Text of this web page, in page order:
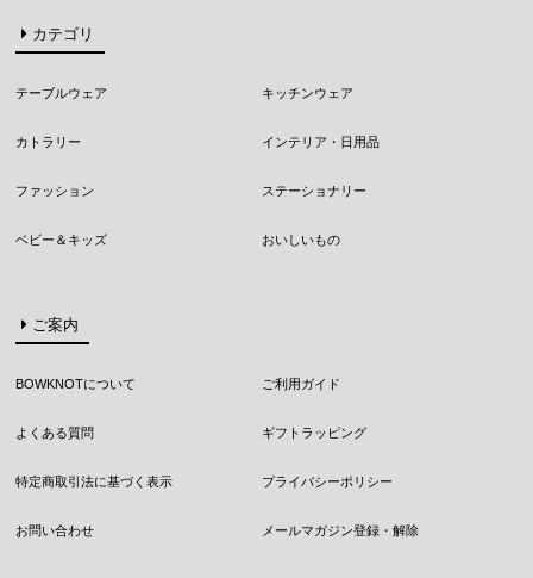
カテゴリ
テーブルウェア キッチンウェア
カトラリー インテリア・日用品
ファッション ステーショナリー
ベビー＆キッズ おいしいもの
ご案内
BOWKNOTについて ご利用ガイド
よくある質問 ギフトラッピング
特定商取引法に基づく表示 プライバシーポリシー
お問い合わせ メールマガジン登録・解除